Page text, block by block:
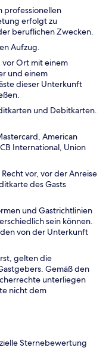
professionellen
erfolgt zu
beruflichen Zwecken.
Aufzug.
vor Ort mit einem
und einem
dieser Unterkunft
und Debitkarten.
American
International, Union
vor, vor der Anreise
des Gasts
und Gastrichtlinien
sein können.
von der Unterkunft
gelten die
Gemäß den
unterliegen
nicht dem
Sternebewertung